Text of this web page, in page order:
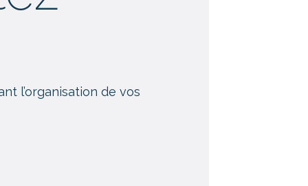
l’organisation de vos